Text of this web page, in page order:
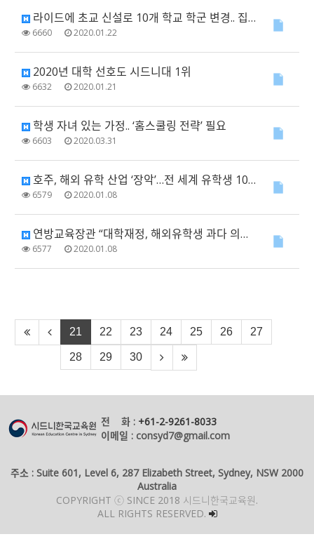
라이드에 초교 신설로 10개 학교 학군 변경.. 집값도 영향 예상
6660 2020.01.22
2020년 대학 선호도 시드니대 1위
6632 2020.01.21
학생 자녀 있는 가정.. ‘홈스쿨링 전략’ 필요
6603 2020.03.31
호주, 해외 유학 산업 ‘장악’…전 세계 유학생 10% 호주로
6579 2020.01.08
연방교육장관 “대학재정, 해외유학생 과다 의존 안돼”
6577 2020.01.08
21 22 23 24 25 26 27
28 29 30
전 화 : +61-2-9261-8033
이메일 : consyd7@gmail.com
주소 : Suite 601, Level 6, 287 Elizabeth Street, Sydney, NSW 2000
Australia
COPYRIGHT ⓒ SINCE 2018 시드니한국교육원.
ALL RIGHTS RESERVED.